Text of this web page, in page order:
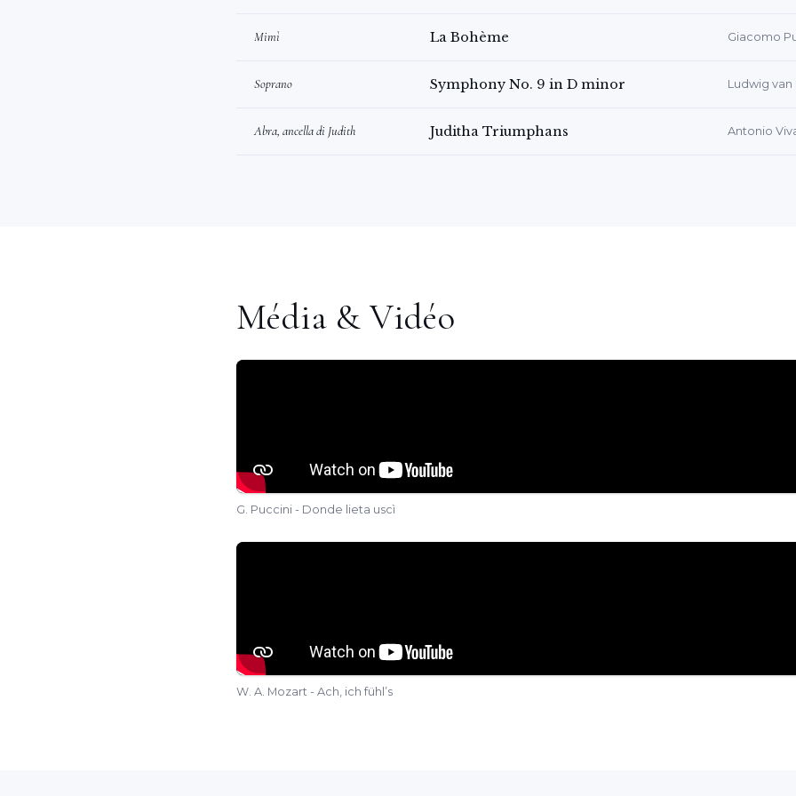
Mimì La Bohème Giacomo
Soprano Symphony No. 9 in D minor Ludwig
Abra, ancella di Judith Juditha Triumphans Antonio
Média & Vidéo
G. Puccini - Donde lieta uscì
W. A. Mozart - Ach, ich fühl’s